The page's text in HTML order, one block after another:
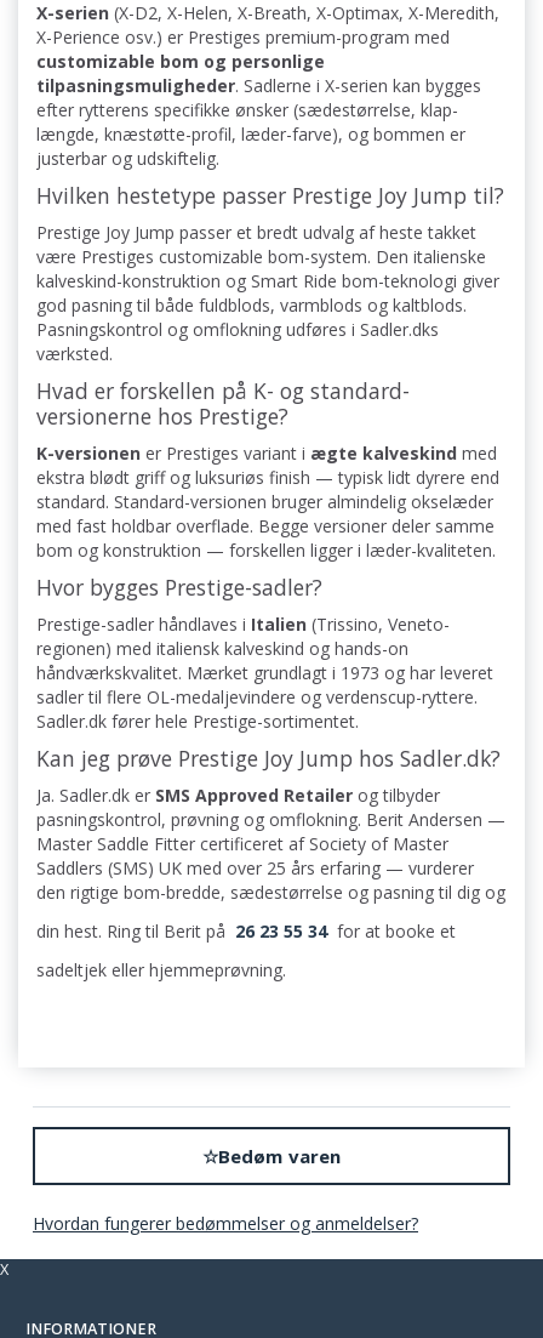
X-serien (X-D2, X-Helen, X-Breath, X-Optimax, X-Meredith,
X-Perience osv.) er Prestiges premium-program med
customizable bom og personlige
tilpasningsmuligheder. Sadlerne i X-serien kan bygges
efter rytterens specifikke ønsker (sædestørrelse, klap-
længde, knæstøtte-profil, læder-farve), og bommen er
justerbar og udskiftelig.
Hvilken hestetype passer Prestige Joy Jump til?
Prestige Joy Jump passer et bredt udvalg af heste takket
være Prestiges customizable bom-system. Den italienske
kalveskind-konstruktion og Smart Ride bom-teknologi giver
god pasning til både fuldblods, varmblods og kaltblods.
Pasningskontrol og omflokning udføres i Sadler.dks
værksted.
Hvad er forskellen på K- og standard-
versionerne hos Prestige?
K-versionen er Prestiges variant i ægte kalveskind med
ekstra blødt griff og luksuriøs finish — typisk lidt dyrere end
standard. Standard-versionen bruger almindelig okselæder
med fast holdbar overflade. Begge versioner deler samme
bom og konstruktion — forskellen ligger i læder-kvaliteten.
Hvor bygges Prestige-sadler?
Prestige-sadler håndlaves i Italien (Trissino, Veneto-
regionen) med italiensk kalveskind og hands-on
håndværkskvalitet. Mærket grundlagt i 1973 og har leveret
sadler til flere OL-medaljevindere og verdenscup-ryttere.
Sadler.dk fører hele Prestige-sortimentet.
Kan jeg prøve Prestige Joy Jump hos Sadler.dk?
Ja. Sadler.dk er SMS Approved Retailer og tilbyder
pasningskontrol, prøvning og omflokning. Berit Andersen —
Master Saddle Fitter certificeret af Society of Master
Saddlers (SMS) UK med over 25 års erfaring — vurderer
den rigtige bom-bredde, sædestørrelse og pasning til dig og
din hest. Ring til Berit på 26 23 55 34 for at booke et
sadeltjek eller hjemmeprøvning.
☆Bedøm varen
Hvordan fungerer bedømmelser og anmeldelser?
X
INFORMATIONER